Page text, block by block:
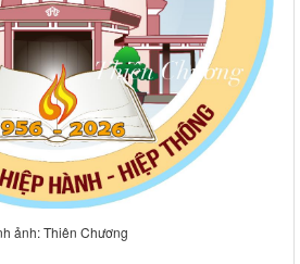
ảnh: Thiên Chương